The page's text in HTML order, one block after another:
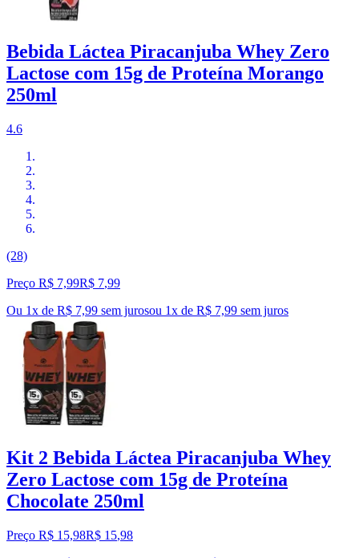
Bebida Láctea Piracanjuba Whey Zero
Lactose com 15g de Proteína Morango
250ml
4.6
(28)
Preço R$ 7,99R$ 7,99
Ou 1x de R$ 7,99 sem jurosou 1x de R$ 7,99 sem juros
Kit 2 Bebida Láctea Piracanjuba Whey
Zero Lactose com 15g de Proteína
Chocolate 250ml
Preço R$ 15,98R$ 15,98